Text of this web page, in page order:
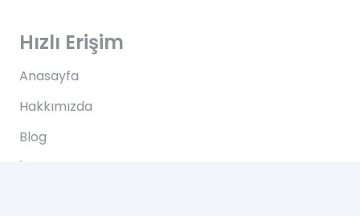
Hızlı Erişim
Anasayfa
Hakkımızda
Blog
İletişim